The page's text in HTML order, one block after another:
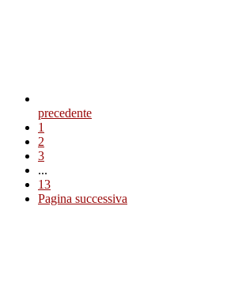
precedente
1
2
3
...
13
Pagina successiva